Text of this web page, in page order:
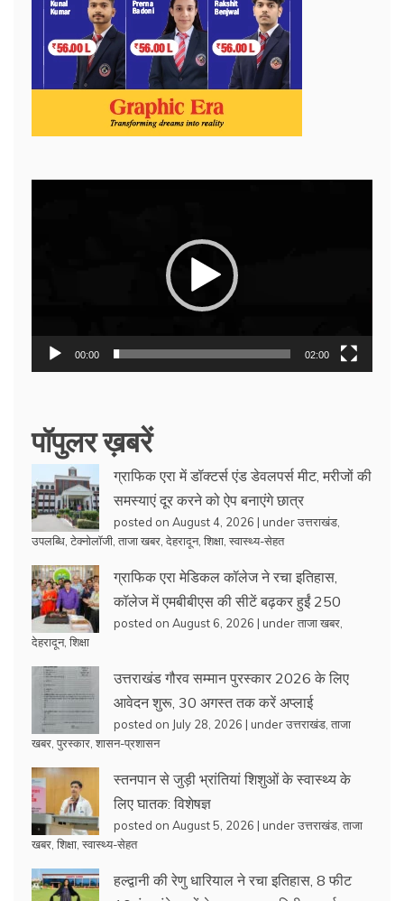
00:00 02:00
पॉपुलर ख़बरें
ग्राफिक एरा में डॉक्टर्स एंड डेवलपर्स मीट, मरीजों की
समस्याएं दूर करने को ऐप बनाएंगे छात्र
posted on August 4, 2026 | underउत्तराखंड
उपलब्धि टेक्नोलॉजी ताजा खबर देहरादून, शिक्षा स्वास्थ्य-सेहत
ग्राफिक एरा मेडिकल कॉलेज ने रचा इतिहास,
कॉलेज में एमबीबीएस की सीटें बढ़कर हुईं 250
posted on August 6, 2026 | underताजा खबर
देहरादून, शिक्षा
उत्तराखंड गौरव सम्मान पुरस्कार 2026 के लिए
आवेदन शुरू, 30 अगस्त तक करें अप्लाई
posted on July 28, 2026 | underउत्तराखंड ताजा
खबर पुरस्कार शासन-प्रशासन
स्तनपान से जुड़ी भ्रांतियां शिशुओं के स्वास्थ्य के
लिए घातक: विशेषज्ञ
posted on August 5, 2026 | underउत्तराखंड ताजा
खबर शिक्षा स्वास्थ्य-सेहत
हल्द्वानी की रेणु धारियाल ने रचा इतिहास, 8 फीट